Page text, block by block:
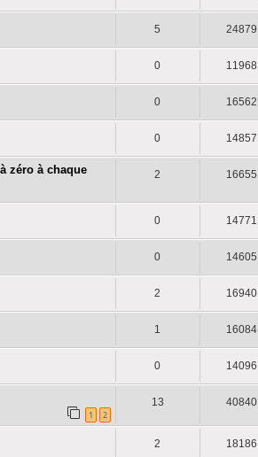
5 24879
0 11968
0 16562
0 14857
zéro à chaque
2 16655
0 14771
0 14605
2 16940
1 16084
0 14096
1 2
13 40840
2 18186